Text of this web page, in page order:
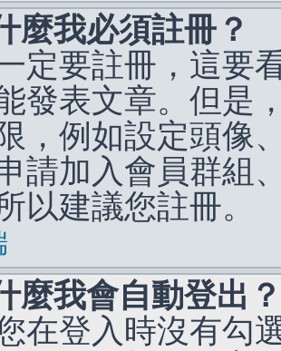
麼我必須註冊？
定要註冊，這要
發表文章。但是
，例如設定頭像
請加入會員群組
以建議您註冊。
麼我會自動登出？
在登入時沒有勾